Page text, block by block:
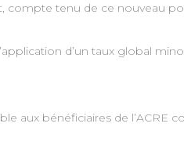
compte tenu de ce nouveau
d’un taux global
aux bénéficiaires de l’ACRE